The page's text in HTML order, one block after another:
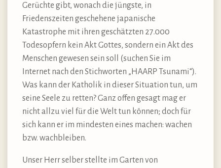
Gerüchte gibt, wonach die jüngste, in
Friedenszeiten geschehene japanische
Katastrophe mit ihren geschätzten 27.000
Todesopfern kein Akt Gottes, sondern ein Akt des
Menschen gewesen sein soll (suchen Sie im
Internet nach den Stichworten „HAARP Tsunami“).
Was kann der Katholik in dieser Situation tun, um
seine Seele zu retten? Ganz offen gesagt mag er
nicht allzu viel für die Welt tun können; doch für
sich kann er im mindesten eines machen: wachen
bzw. wachbleiben.
Unser Herr selber stellte im Garten von